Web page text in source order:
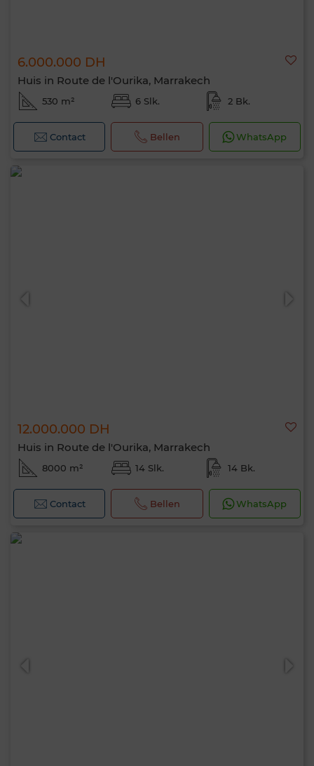
6.000.000 DH
Huis in Route de l'Ourika, Marrakech
530 m² 6 Slk. 2 Bk.
Contact Bellen WhatsApp
12.000.000 DH
Huis in Route de l'Ourika, Marrakech
8000 m² 14 Slk. 14 Bk.
Contact Bellen WhatsApp